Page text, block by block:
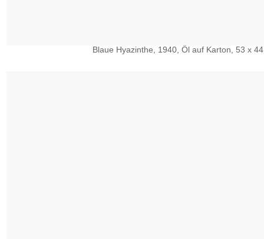
Blaue Hyazinthe, 1940, Öl auf Karton, 53 x